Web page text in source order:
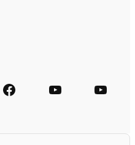
Facebook Agile Videos Tech-Videos